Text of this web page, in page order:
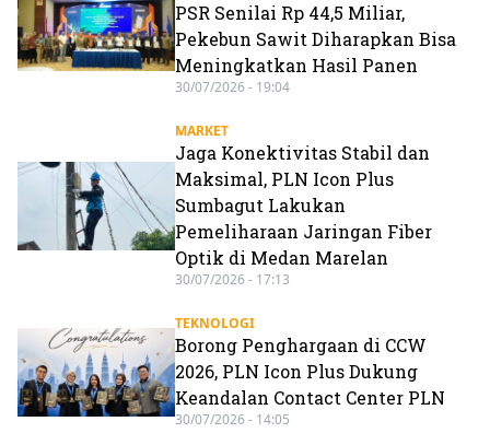
PSR Senilai Rp 44,5 Miliar,
Pekebun Sawit Diharapkan Bisa
Meningkatkan Hasil Panen
30/07/2026 - 19:04
MARKET
Jaga Konektivitas Stabil dan
Maksimal, PLN Icon Plus
Sumbagut Lakukan
Pemeliharaan Jaringan Fiber
Optik di Medan Marelan
30/07/2026 - 17:13
TEKNOLOGI
Borong Penghargaan di CCW
2026, PLN Icon Plus Dukung
Keandalan Contact Center PLN
30/07/2026 - 14:05